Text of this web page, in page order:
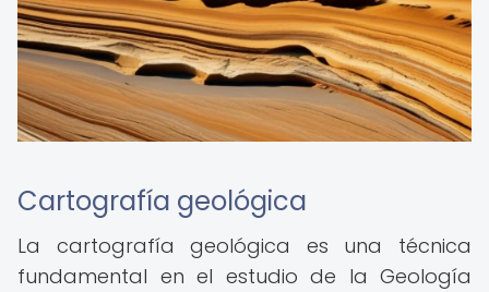
Cartografía geológica
La cartografía geológica es una técnica
fundamental en el estudio de la Geología